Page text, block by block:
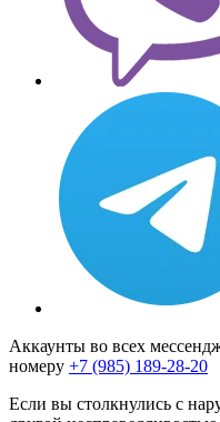
Аккаунты во всех
номеру +7 (985) 189-28-20
Если вы столкнулись с